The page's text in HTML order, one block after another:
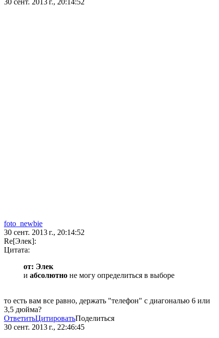
30 сент. 2013 г., 20:14:52
foto_newbie
30 сент. 2013 г., 20:14:52
Re[Элек]:
Цитата:
от: Элек
и абсолютно не могу определиться в выборе
то есть вам все равно, держать "телефон" с диагональю 6 или
3,5 дюйма?
ОтветитьЦитироватьПоделиться
30 сент. 2013 г., 22:46:45